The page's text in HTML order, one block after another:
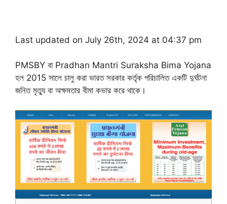
Last updated on July 26th, 2024 at 04:37 pm
PMSBY বা Pradhan Mantri Suraksha Bima Yojana
হল 2015 সালে চালু করা ভারত সরকার কর্তৃক পরিচালিত একটি দুর্ঘটনা
জনিত মৃত্যু বা অক্ষমতার বীমা কভার করে থাকে।